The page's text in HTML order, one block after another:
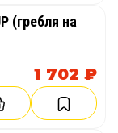
(гребля на
1 702 ₽